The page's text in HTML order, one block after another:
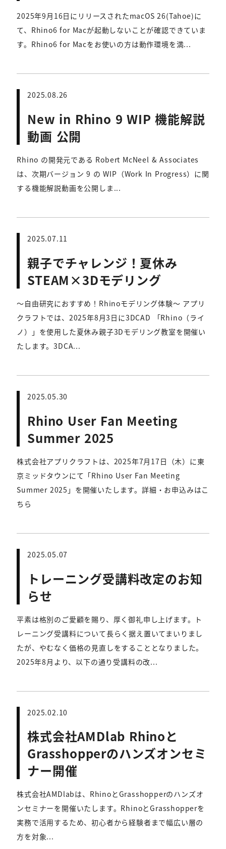
2025年9月16日にリリースされたmacOS 26(Tahoe)に
て、Rhino6 for Macが起動しないことが確認できていま
す。Rhino6 for Macをお使いの方は動作環境を満...
2025.08.26
New in Rhino 9 WIP 機能解説
動画 公開
Rhino の開発元である Robert McNeel & Associates
は、次期バージョン 9 の WIP（Work In Progress）に関
する機能解説動画を公開しま...
2025.07.11
親子でチャレンジ！夏休み
STEAM×3Dモデリング
～自由研究におすすめ！Rhinoモデリング体験～ アプリ
クラフトでは、2025年8月3日に3DCAD 「Rhino（ライ
ノ）」を使用した夏休み親子3Dモデリング教室を開催い
たします。3DCA...
2025.05.30
Rhino User Fan Meeting
Summer 2025
株式会社アプリクラフトは、2025年7月17日（木）に東
京ミッドタウンにて「Rhino User Fan Meeting
Summer 2025」を開催いたします。詳細・お申込みはこ
ちら
2025.05.07
トレーニング受講料改定のお知
らせ
平素は格別のご愛顧を賜り、厚く御礼申し上げます。ト
レーニング受講料について長らく据え置いてまいりまし
たが、やむなく価格の見直しをすることとなりました。
2025年8月より、以下の通り受講料の改...
2025.02.10
株式会社AMDlab Rhinoと
Grasshopperのハンズオンセミ
ナー開催
株式会社AMDlabは、RhinoとGrasshopperのハンズオ
ンセミナーを開催いたします。RhinoとGrasshopperを
実務で活用するため、初心者から経験者まで幅広い層の
方を対象...